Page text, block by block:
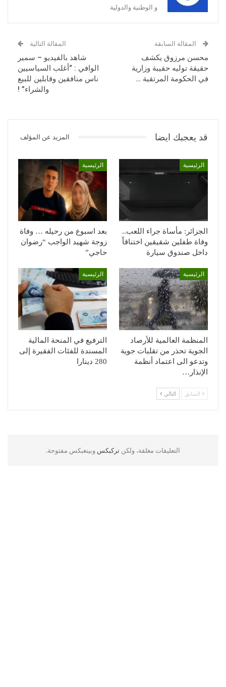
و الوطنية والدولية
المقالة السابقة
محسن مرزوق يكشف
حقيقة توليه حقيبة وزارية
في الحكومة المرتقبة …
المقالة التالية
شاهد بالفيديو – سمير
الوافي : “أغلب السياسيين
ناس منافقين وقابلين للبيع
والشراء” !
قد يعجبك ايضا المزيد عن المؤلف
الرئيسية
الجزائر: مأساة جراء اللعب..
وفاة طفلين شقيقين اختناقاً
داخل صندوق سيارة
الرئيسية
بعد اسبوع من رحيله … وفاة
زوجة شهيد الواجب “رضوان
حاجي”
الرئيسية
المنظمة العالمية للأرصاد
الجوية تحذر من تقلبات جوية
وتدعو الى اعتماد أنظمة
الإنذار…
الرئيسية
الترفيع في المنحة المالية
المسندة للفئات الفقيرة إلى
280 دينارا
السابق التالي
التعليقات مغلقة، ولكن تركبكس وبينغبكس مفتوحة.